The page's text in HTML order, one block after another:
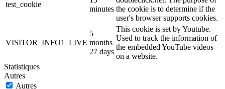
test_cookie
minutes the cookie is to determine if the
user's browser supports cookies.
VISITOR_INFO1_LIVE
5
months
27 days
This cookie is set by Youtube.
Used to track the information of
the embedded YouTube videos
on a website.
Statistiques
Autres
Autres